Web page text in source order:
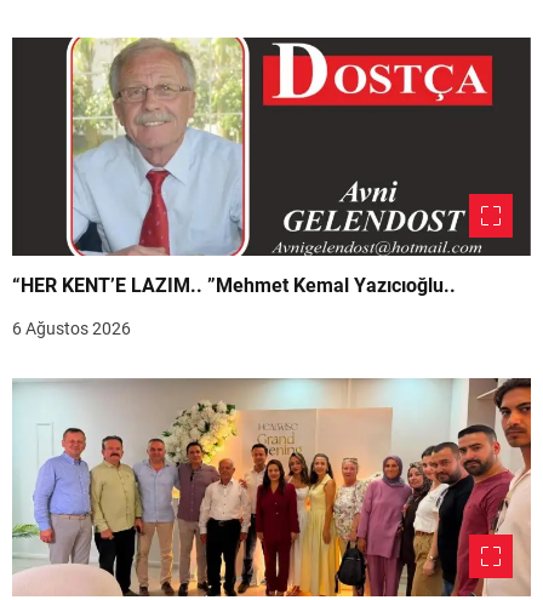
“HER KENT’E LAZIM.. ”Mehmet Kemal Yazıcıoğlu..
6 Ağustos 2026